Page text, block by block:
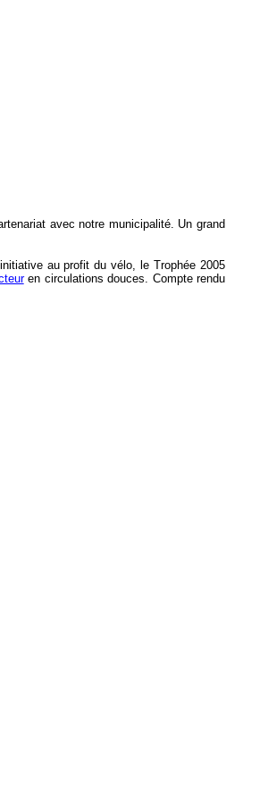
avec notre municipalité. Un grand
au profit du vélo, le Trophée 2005
en circulations douces. Compte rendu